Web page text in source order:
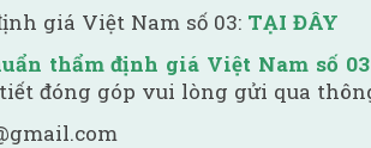
giá Việt Nam số 03: TẠI ĐÂY
thẩm định giá Việt Nam số 03
đóng góp vui lòng gửi qua